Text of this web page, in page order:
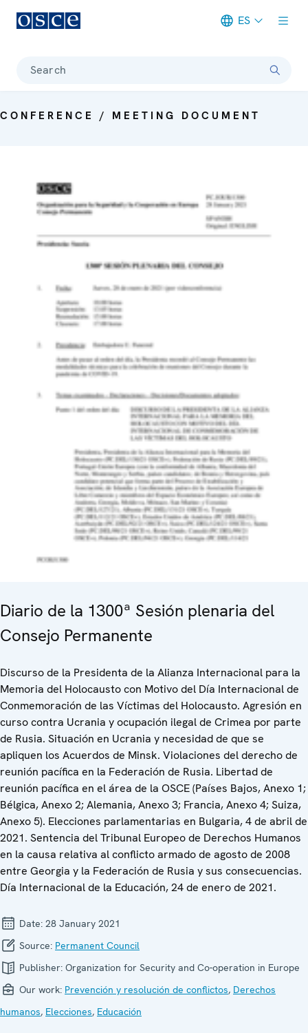
ES
Search
CONFERENCE / MEETING DOCUMENT
Diario de la 1300ª Sesión plenaria del
Consejo Permanente
Discurso de la Presidenta de la Alianza Internacional para la
Memoria del Holocausto con Motivo del Día Internacional de
Conmemoración de las Víctimas del Holocausto. Agresión en
curso contra Ucrania y ocupación ilegal de Crimea por parte
de Rusia. Situación en Ucrania y necesidad de que se
apliquen los Acuerdos de Minsk. Violaciones del derecho de
reunión pacífica en la Federación de Rusia. Libertad de
reunión pacífica en el área de la OSCE (Países Bajos, Anexo 1;
Bélgica, Anexo 2; Alemania, Anexo 3; Francia, Anexo 4; Suiza,
Anexo 5). Elecciones parlamentarias en Bulgaria, 4 de abril de
2021. Sentencia del Tribunal Europeo de Derechos Humanos
en la causa relativa al conflicto armado de agosto de 2008
entre Georgia y la Federación de Rusia y sus consecuencias.
Día Internacional de la Educación, 24 de enero de 2021.
Date: 28 January 2021
Source: Permanent Council
Publisher: Organization for Security and Co-operation in Europe
Our work: Prevención y resolución de conflictos, Derechos
humanos, Elecciones, Educación